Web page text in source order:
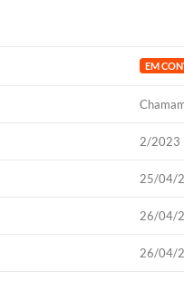
EM
2/2023
25/04/
26/04/
26/04/